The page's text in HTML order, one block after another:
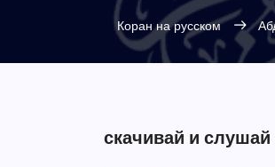
Коран на русском
скачивай и